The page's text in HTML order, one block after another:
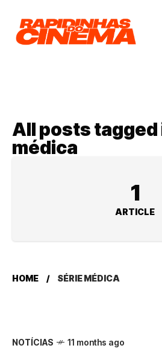
All posts tagged
médica
1
ARTICLE
HOME SÉRIE MÉDICA
NOTÍCIAS 11 months ago